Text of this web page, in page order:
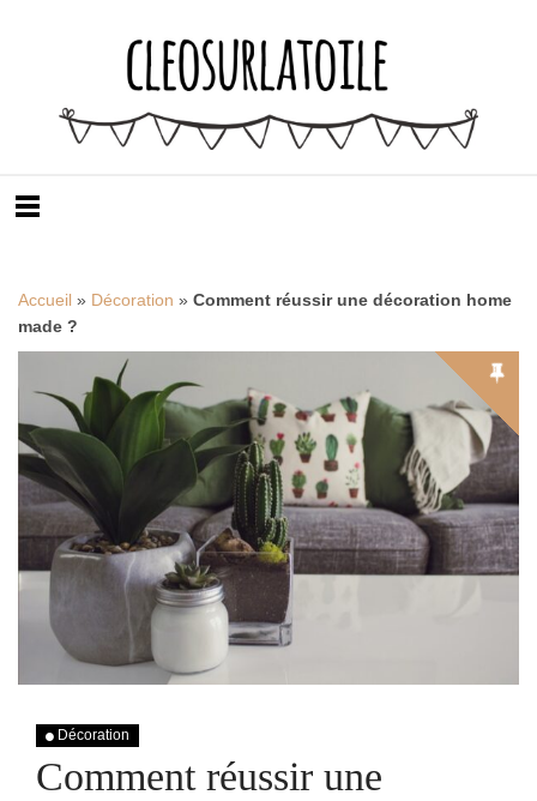
Accueil » Décoration » Comment réussir une décoration home
made ?
Décoration
Comment réussir une